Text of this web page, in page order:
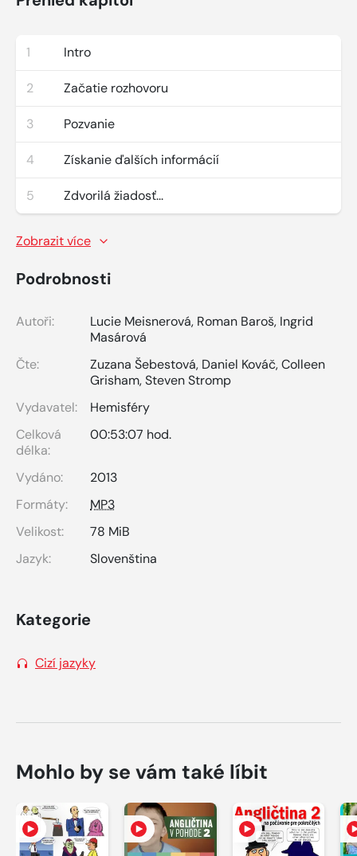
1 Intro
2 Začatie rozhovoru
3 Pozvanie
4 Získanie ďalších informácií
5 Zdvorilá žiadosť...
Zobrazit více
Podrobnosti
Autoři: Lucie Meisnerová, Roman Baroš, Ingrid
Masárová
Čte:
Zuzana Šebestová, Daniel Kováč,Colleen
Grisham,Steven Stromp
Vydavatel:
Hemisféry
Celková
délka:
00:53:07 hod.
Vydáno:
2013
Formáty:
MP3
Velikost:
78 MiB
Jazyk:
Slovenština
Kategorie
Cizí jazyky
Mohlo by se vám také líbit